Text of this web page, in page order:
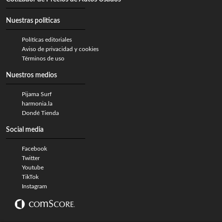
Nuestras politicas
Políticas editoriales
Aviso de privacidad y cookies
Términos de uso
Nuestros medios
Pijama Surf
harmonia.la
Dondé Tienda
Social media
Facebook
Twitter
Youtube
TikTok
Instagram